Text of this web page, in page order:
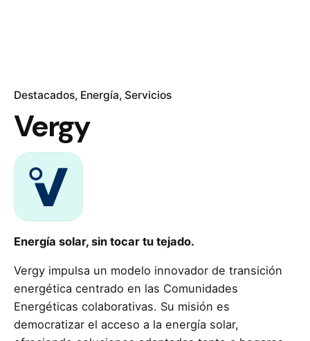
Destacados Energía Servicios
Vergy
Energía solar, sin tocar tu tejado.
Vergy impulsa un modelo innovador de transición
energética centrado en las Comunidades
Energéticas colaborativas. Su misión es
democratizar el acceso a la energía solar,